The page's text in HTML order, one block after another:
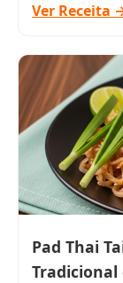
Ver Receita
Pad Thai
Tradicional